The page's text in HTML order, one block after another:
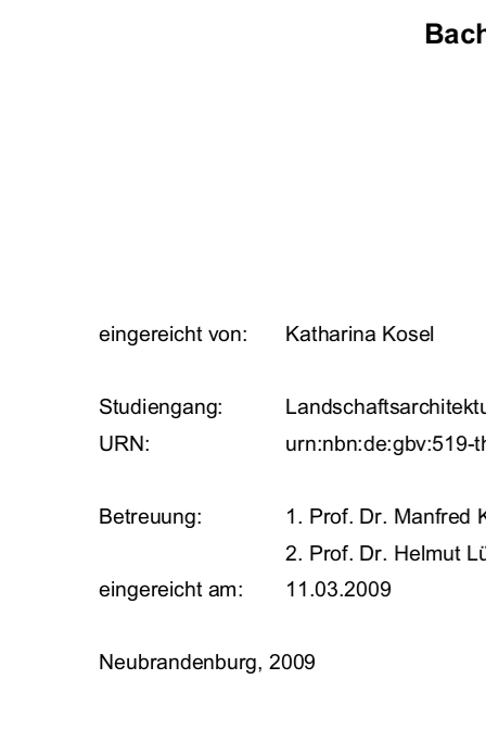
eingereicht von: Katharina Kosel
Studiengang:
URN:                                 urn:nbn:de:gbv:519-
Betreuung: 1. Prof. Dr. Manfred
2. Prof. Dr. Helmut
eingereicht am: 11.03.2009
Neubrandenburg, 2009